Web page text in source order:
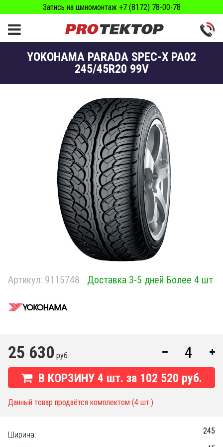
Запись на шиномонтаж +7 (8172) 78-00-78
YOKOHAMA PARADA SPEC-X PA02
245/45R20 99V
Артикул: 9115748 Доставка 3-5 дней Более 4 шт
25 630 руб.
В КОРЗИНУ 4 шт. за 102 520 руб.
Данный товар продаётся комплектом (4 шт.)
Ширина:
245